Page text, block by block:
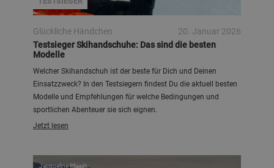
Glückliche Händchen
20. Januar 2026
Testsieger Skihandschuhe: Das sind die besten
Modelle
Welcher Skihandschuh ist der beste für Dich und Deinen
Einsatzzweck? In den Testsiegern findest Du die aktuell besten
Modelle und Empfehlungen für welche Bedingungen und
sportlichen Abenteuer sie sich eignen.
Jetzt lesen
Jacqueline Pfaadt